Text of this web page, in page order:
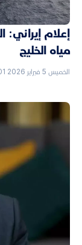
إعلام
مياه الخليج
الخميس 5 فبراير 2026 05:01 م